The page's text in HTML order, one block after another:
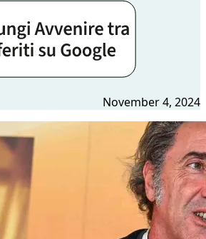
November 4, 2024